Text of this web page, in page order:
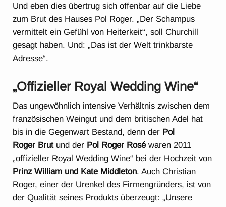
Und eben dies übertrug sich offenbar auf die Liebe
zum Brut des Hauses Pol Roger. „Der Schampus
vermittelt ein Gefühl von Heiterkeit“, soll Churchill
gesagt haben. Und: „Das ist der Welt trinkbarste
Adresse“.
„Offizieller Royal Wedding Wine“
Das ungewöhnlich intensive Verhältnis zwischen dem
französischen Weingut und dem britischen Adel hat
bis in die Gegenwart Bestand, denn der Pol
Roger Brutund der Pol Roger Roséwaren 2011
„offizieller Royal Wedding Wine“ bei der Hochzeit von
Prinz William und Kate Middleton. Auch Christian
Roger, einer der Urenkel des Firmengründers, ist von
der Qualität seines Produkts überzeugt: „Unsere